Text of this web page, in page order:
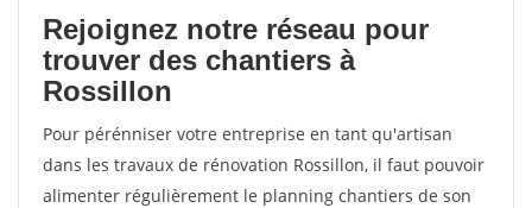
Rejoignez notre réseau pour
trouver des chantiers à
Rossillon
Pour pérénniser votre entreprise en tant qu'artisan
dans les travaux de rénovation Rossillon, il faut pouvoir
alimenter régulièrement le planning chantiers de son